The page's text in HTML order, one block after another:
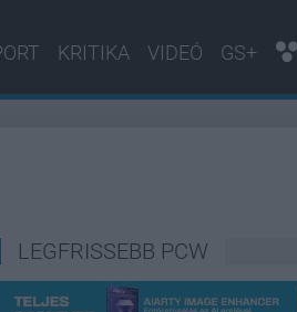
KRITIKA VIDEÓ GS+
LEGFRISSEBB PCW